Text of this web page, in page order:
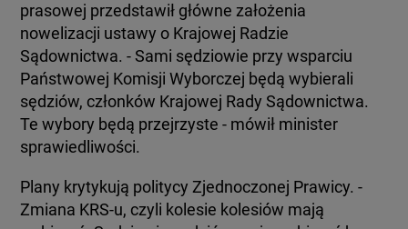
prasowej przedstawił główne założenia
nowelizacji ustawy o Krajowej Radzie
Sądownictwa. - Sami sędziowie przy wsparciu
Państwowej Komisji Wyborczej będą wybierali
sędziów, członków Krajowej Rady Sądownictwa.
Te wybory będą przejrzyste - mówił minister
sprawiedliwości.
Plany krytykują politycy Zjednoczonej Prawicy. -
Zmiana KRS-u, czyli kolesie kolesiów mają